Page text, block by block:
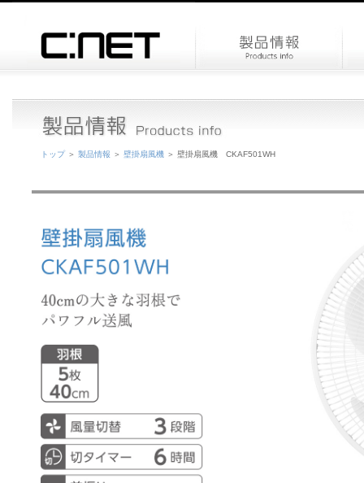
トップ＞ 製品情報 ＞ 壁掛扇風機 ＞ 壁掛扇風機 CKAF501WH